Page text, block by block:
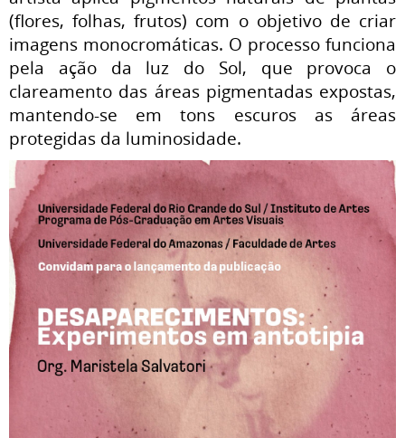
(flores, folhas, frutos) com o objetivo de criar
imagens monocromáticas. O processo funciona
pela ação da luz do Sol, que provoca o
clareamento das áreas pigmentadas expostas,
mantendo-se em tons escuros as áreas
protegidas da luminosidade.